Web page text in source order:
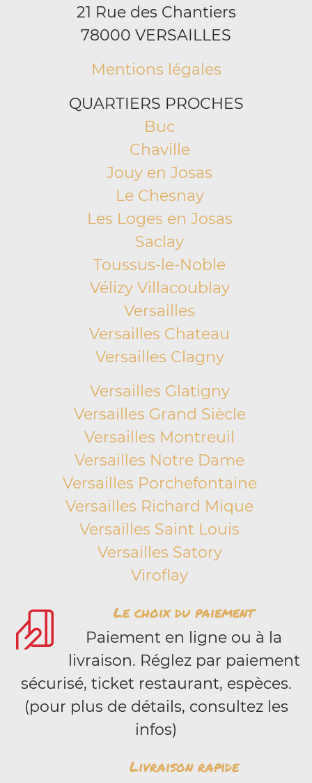
21 Rue des Chantiers
78000 VERSAILLES
Mentions légales
QUARTIERS PROCHES
Buc
Chaville
Jouy en Josas
Le Chesnay
Les Loges en Josas
Saclay
Toussus-le-Noble
Vélizy Villacoublay
Versailles
Versailles Chateau
Versailles Clagny
Versailles Glatigny
Versailles Grand Siècle
Versailles Montreuil
Versailles Notre Dame
Versailles Porchefontaine
Versailles Richard Mique
Versailles Saint Louis
Versailles Satory
Viroflay
Le choix du paiement
Paiement en ligne ou à la
livraison. Réglez par paiement
sécurisé, ticket restaurant, espèces.
(pour plus de détails, consultez les
infos)
Livraison rapide